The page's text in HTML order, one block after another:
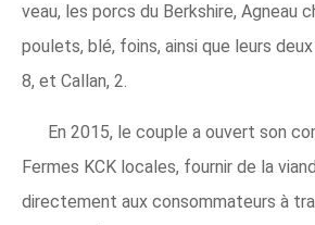
veau, les porcs du Berkshire, Agneau
poulets, blé, foins, ainsi que leurs
8, et Callan, 2.
En 2015, le couple a ouvert son
Fermes KCK locales, fournir de la
directement aux consommateurs à